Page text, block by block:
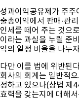
성과이익공유제가 주주
출총이익에서 판매·관
인세를 떼어 주는 것으
이라는 과실을 누릴 준
익의 일정 비율을 나누
다만 이를 법에 위반된
회사의 회계는 일반적
정하고 있으나(상법 제
효력을 갖는지에 대해